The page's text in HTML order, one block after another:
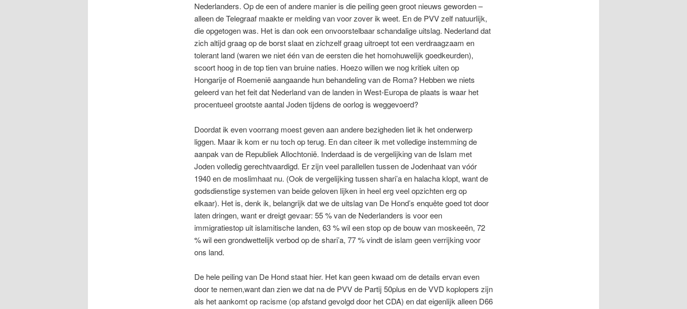
Nederlanders. Op de een of andere manier is die peiling geen groot nieuws geworden –
alleen de Telegraaf maakte er melding van voor zover ik weet. En de PVV zelf natuurlijk,
die opgetogen was. Het is dan ook een onvoorstelbaar schandalige uitslag. Nederland dat
zich altijd graag op de borst slaat en zichzelf graag uitroept tot een verdraagzaam en
tolerant land (waren we niet één van de eersten die het homohuwelijk goedkeurden),
scoort hoog in de top tien van bruine naties. Hoezo willen we nog kritiek uiten op
Hongarije of Roemenië aangaande hun behandeling van de Roma? Hebben we niets
geleerd van het feit dat Nederland van de landen in West-Europa de plaats is waar het
procentueel grootste aantal Joden tijdens de oorlog is weggevoerd?
Doordat ik even voorrang moest geven aan andere bezigheden liet ik het onderwerp
liggen. Maar ik kom er nu toch op terug. En dan citeer ik met volledige instemming de
aanpak van de Republiek Allochtonië. Inderdaad is de vergelijking van de Islam met
Joden volledig gerechtvaardigd. Er zijn veel parallellen tussen de Jodenhaat van vóór
1940 en de moslimhaat nu. (Ook de vergelijking tussen shari’a en halacha klopt, want de
godsdienstige systemen van beide geloven lijken in heel erg veel opzichten erg op
elkaar). Het is, denk ik, belangrijk dat we de uitslag van De Hond’s enquête goed tot door
laten dringen, want er dreigt gevaar: 55 % van de Nederlanders is voor een
immigratiestop uit islamitische landen, 63 % wil een stop op de bouw van moskeeën, 72
% wil een grondwettelijk verbod op de shari’a, 77 % vindt de islam geen verrijking voor
ons land.
De hele peiling van De Hond staat hier. Het kan geen kwaad om de details ervan even
door te nemen,want dan zien we dat na de PVV de Partij 50plus en de VVD koplopers zijn
als het aankomt op racisme (op afstand gevolgd door het CDA) en dat eigenlijk alleen D66